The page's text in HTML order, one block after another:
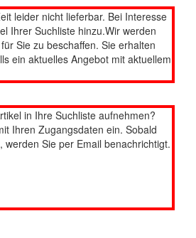
leider nicht lieferbar. Bei Interesse
Ihrer Suchliste hinzu.Wir werden
Sie zu beschaffen. Sie erhalten
ein aktuelles Angebot mit aktuellem
in Ihre Suchliste aufnehmen?
Ihren Zugangsdaten ein. Sobald
werden Sie per Email benachrichtigt.